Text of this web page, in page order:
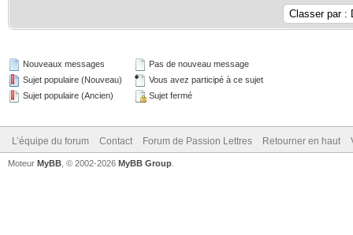
Nouveaux messages
Sujet populaire (Nouveau)
Sujet populaire (Ancien)
Pas de nouveau message
Vous avez participé à ce sujet
Sujet fermé
L’équipe du forum Contact Forum de Passion Lettres Retourner en haut
Moteur MyBB , © 2002-2026 MyBB Group